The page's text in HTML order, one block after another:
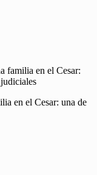
familia en el Cesar: